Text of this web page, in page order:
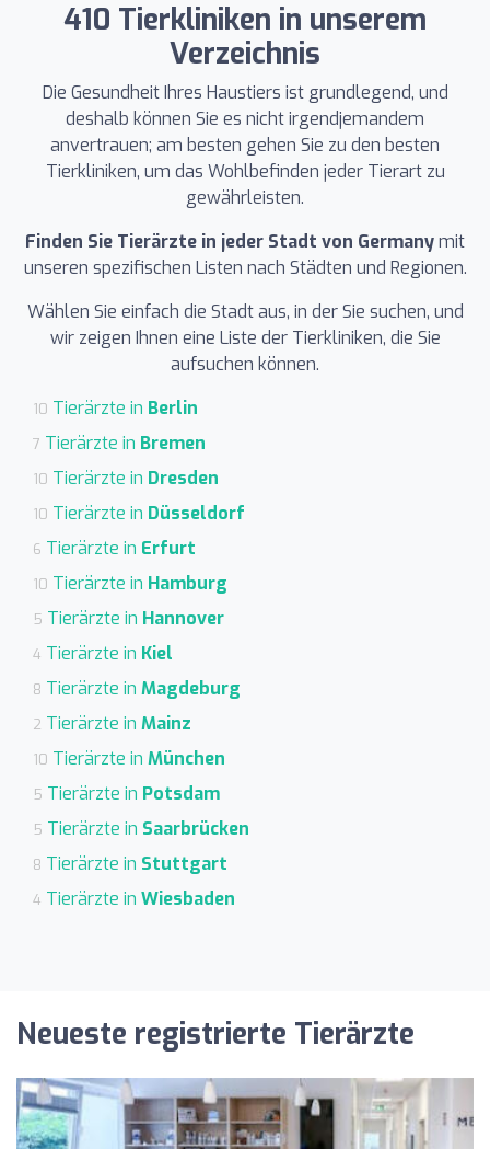
410 Tierkliniken in unserem
Verzeichnis
Die Gesundheit Ihres Haustiers ist grundlegend, und
deshalb können Sie es nicht irgendjemandem
anvertrauen; am besten gehen Sie zu den besten
Tierkliniken, um das Wohlbefinden jeder Tierart zu
gewährleisten.
Finden Sie Tierärzte in jeder Stadt von Germanymit
unseren spezifischen Listen nach Städten und Regionen.
Wählen Sie einfach die Stadt aus, in der Sie suchen, und
wir zeigen Ihnen eine Liste der Tierkliniken, die Sie
aufsuchen können.
10 Tierärzte in Berlin
7 Tierärzte in Bremen
10 Tierärzte in Dresden
10 Tierärzte in Düsseldorf
6 Tierärzte in Erfurt
10 Tierärzte in Hamburg
5 Tierärzte in Hannover
4 Tierärzte in Kiel
8 Tierärzte in Magdeburg
2 Tierärzte in Mainz
10 Tierärzte in München
5 Tierärzte in Potsdam
5 Tierärzte in Saarbrücken
8 Tierärzte in Stuttgart
4 Tierärzte in Wiesbaden
Neueste registrierte Tierärzte